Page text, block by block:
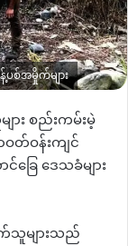
စ်အမှိုက်များ
း စည်းကမ်းမဲ့
တ်ဝန်းကျင်
ခြေ ဒေသခံများ
သူများသည်